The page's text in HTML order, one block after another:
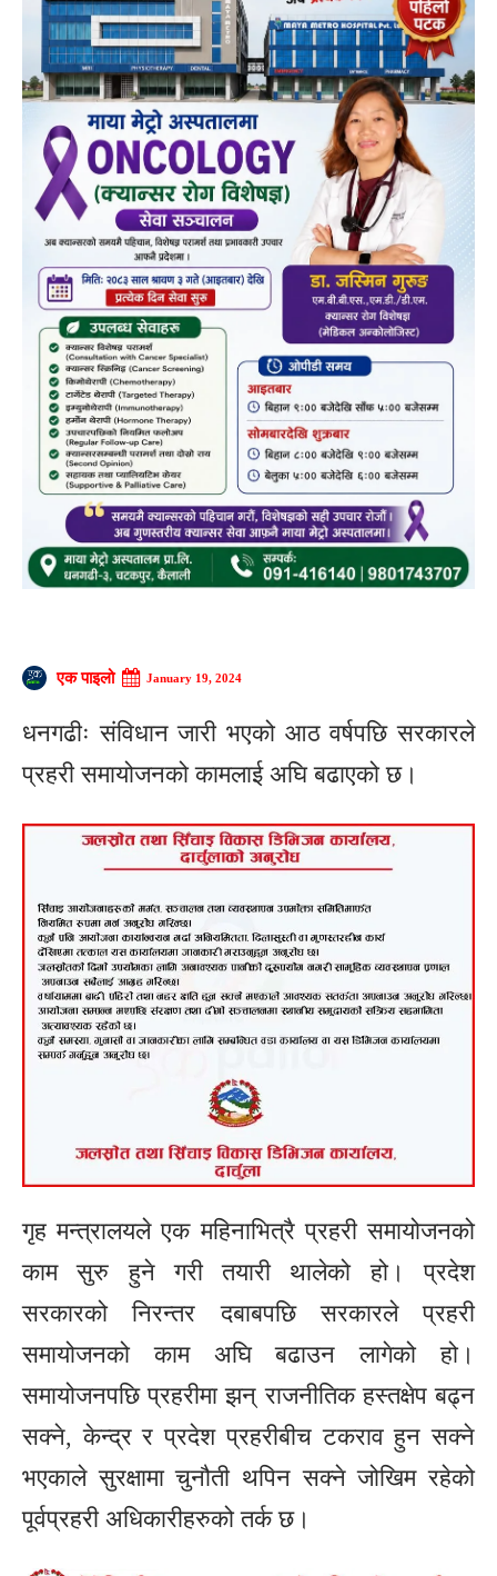
एक पाइलो January 19, 2024
धनगढीः संविधान जारी भएको आठ वर्षपछि सरकारले
प्रहरी समायोजनको कामलाई अघि बढाएको छ।
गृह मन्त्रालयले एक महिनाभित्रै प्रहरी समायोजनको
काम सुरु हुने गरी तयारी थालेको हो। प्रदेश
सरकारको निरन्तर दबाबपछि सरकारले प्रहरी
समायोजनको काम अघि बढाउन लागेको हो।
समायोजनपछि प्रहरीमा झन् राजनीतिक हस्तक्षेप बढ्न
सक्ने, केन्द्र र प्रदेश प्रहरीबीच टकराव हुन सक्ने
भएकाले सुरक्षामा चुनौती थपिन सक्ने जोखिम रहेको
पूर्वप्रहरी अधिकारीहरुको तर्क छ।